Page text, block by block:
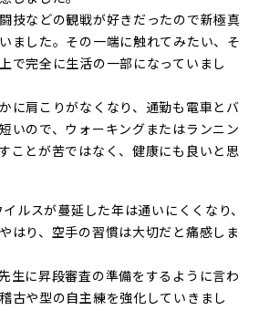
技などの観戦が好きだったので新極真
ました。その一端に触れてみたい、そ
で完全に生活の一部になっていまし
に肩こりがなくなり、通勤も電車とバ
いので、ウォーキングまたはランニン
ことが苦ではなく、健康にも良いと思
ルスが蔓延した年は通いにくくなり、
はり、空手の習慣は大切だと痛感しま
生に昇段審査の準備をするように言わ
古や型の自主練を強化していきまし